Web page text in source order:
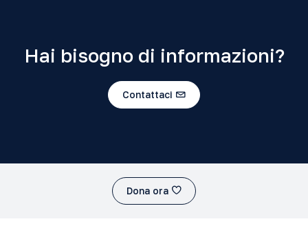
Hai bisogno di informazioni?
Contattaci
Dona ora